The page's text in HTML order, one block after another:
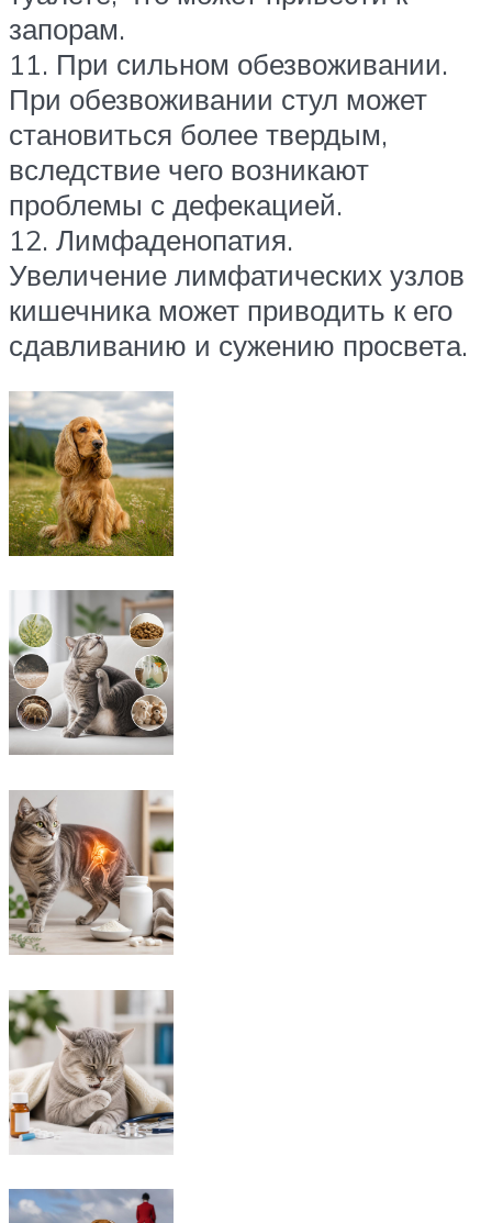
запорам.
11. При сильном обезвоживании.
При обезвоживании стул может
становиться более твердым,
вследствие чего возникают
проблемы с дефекацией.
12. Лимфаденопатия.
Увеличение лимфатических узлов
кишечника может приводить к его
сдавливанию и сужению просвета.